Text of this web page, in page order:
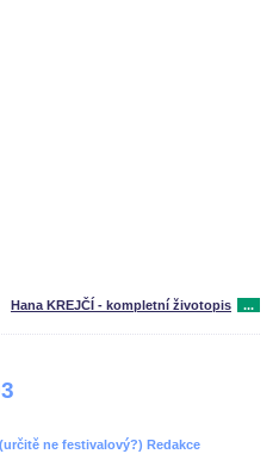
Hana KREJČÍ - kompletní životopis ...
ne festivalový?) Redakce